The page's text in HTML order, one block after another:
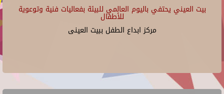
بيت العيني يحتفي باليوم العالمي للبيئة بفعاليات فنية وتوعوية
للأطفال
مركز ابداع الطفل ببيت العينى